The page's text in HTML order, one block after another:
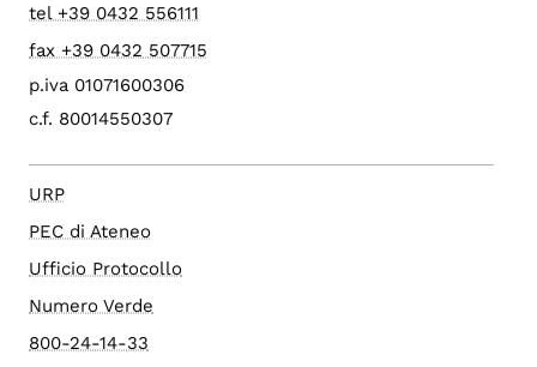
tel +39 0432 556111
fax +39 0432 507715
p.iva 01071600306
c.f. 80014550307
URP
PEC di Ateneo
Ufficio Protocollo
Numero Verde
800-24-14-33